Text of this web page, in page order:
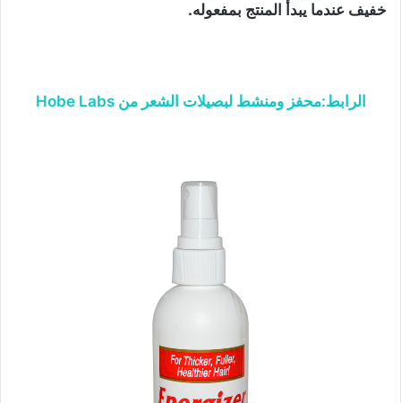
خفيف عندما يبدأ المنتج بمفعوله.
الرابط:محفز ومنشط لبصيلات الشعر من Hobe Labs